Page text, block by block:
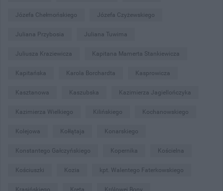
Józefa Chełmońskiego Józefa Czyżewskiego
Juliana Przybosia Juliana Tuwima
Juliusza Kraziewicza Kapitana Mamerta Stankiewicza
Kapitańska Karola Borchardta Kasprowicza
Kasztanowa Kaszubska Kazimierza Jagiellończyka
Kazimierza Wielkiego Kilińskiego Kochanowskiego
Kolejowa Kołłątaja Konarskiego
Konstantego Gałczyńskiego Kopernika Kościelna
Kościuszki Kozia kpt. Walentego Faterkowskiego
Krasińskiego Kręta Królowej Bony